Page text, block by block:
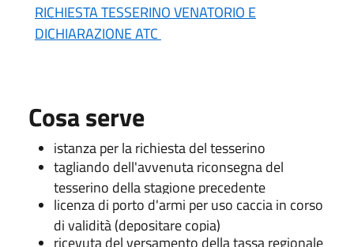
RICHIESTA TESSERINO VENATORIO E
DICHIARAZIONE ATC
Cosa serve
istanza per la richiesta del tesserino
tagliando dell'avvenuta riconsegna del
tesserino della stagione precedente
licenza di porto d'armi per uso caccia in corso
di validità (depositare copia)
ricevuta del versamento della tassa regionale